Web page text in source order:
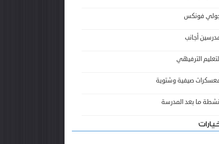
فونكس
أجانب
الترفيهي
صيفية وشتوية
ما بعد المدرسة